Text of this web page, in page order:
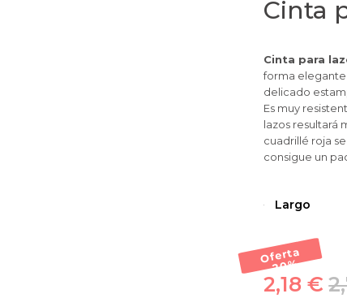
Cinta
Cinta para
forma elegante
delicado
Es muy
lazos resultará
cuadrillé roja
consigue un
Largo
Oferta
-20
%
2,18 €